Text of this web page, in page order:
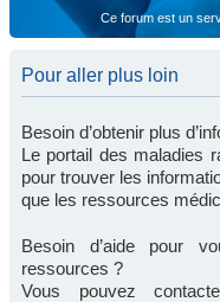
Ce forum est un
Pour aller plus loin
Besoin d’obtenir plus
Le portail des maladies
pour trouver les
que les ressources
Besoin d’aide pour
ressources ?
Vous pouvez